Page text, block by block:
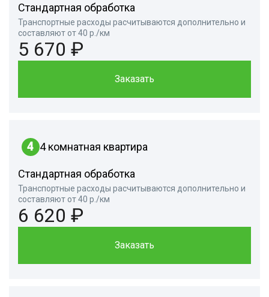
Стандартная обработка
Транспортные расходы расчитываются дополнительно и
составляют от 40 р./км
5 670 ₽
Заказать
4 4 комнатная квартира
Стандартная обработка
Транспортные расходы расчитываются дополнительно и
составляют от 40 р./км
6 620 ₽
Заказать